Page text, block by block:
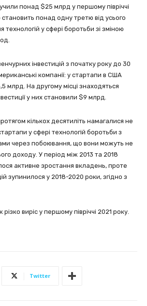
понад $25 млрд у першому півріччі
понад одну третю від усього
технологій у сфері боротьби зі зміною
інвестицій з початку року до 30
компанії: у стартапи в США
млрд. На другому місці знаходяться
у них становили $9 млрд.
кількох десятиліть намагалися не
у сфері технологій боротьби з
через побоювання, що вони можуть не
доходу. У період між 2013 та 2018
активне зростання вкладень, проте
зупинилося у 2018-2020 роки, згідно з
виріс у першому півріччі 2021 року.
Twitter